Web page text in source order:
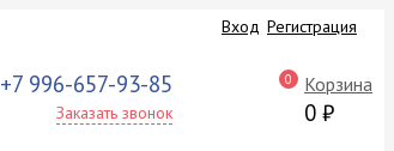
Вход Регистрация
+7 996-657-93-85
Заказать звонок
0 Корзина
0 ₽